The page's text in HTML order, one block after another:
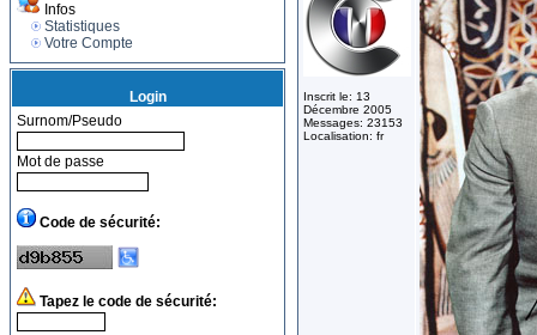
Infos
Statistiques
Votre Compte
Login
Surnom/Pseudo
Mot de passe
Code de sécurité:
Tapez le code de sécurité:
Inscrit le: 13
Décembre 2005
Messages: 23153
Localisation: fr